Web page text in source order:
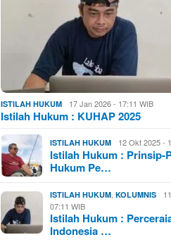
ISTILAH HUKUM 17 Jan 2026 - 17:11 WIB
Istilah Hukum : KUHAP 2025
ISTILAH HUKUM 12 Okt 2025 -
Istilah Hukum : Prinsip-
Hukum Pe…
ISTILAH HUKUM ,KOLUMNIS
07:11 WIB
Istilah Hukum :
Indonesia …